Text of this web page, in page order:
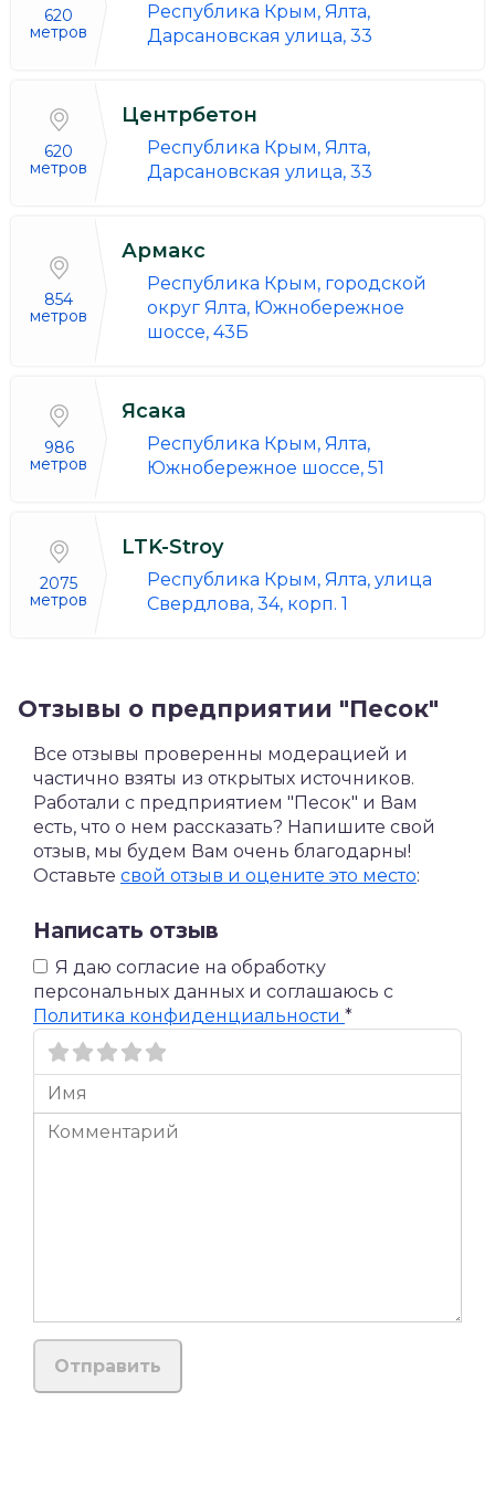
620
метров
Республика Крым, Ялта,
Дарсановская улица, 33
620
метров
Центрбетон
Республика Крым, Ялта,
Дарсановская улица, 33
854
метров
Армакс
Республика Крым, городской
округ Ялта, Южнобережное
шоссе, 43Б
986
метров
Ясака
Республика Крым, Ялта,
Южнобережное шоссе, 51
2075
метров
LTK-Stroy
Республика Крым, Ялта, улица
Свердлова, 34, корп. 1
Отзывы о предприятии "Песок"
Все отзывы проверенны модерацией и
частично взяты из открытых источников.
Работали с предприятием "Песок" и Вам
есть, что о нем рассказать? Напишите свой
отзыв, мы будем Вам очень благодарны!
Оставьте свой отзыв и оцените это место:
Написать отзыв
Я даю согласие на обработку
персональных данных и соглашаюсь c
Политика конфиденциальности *